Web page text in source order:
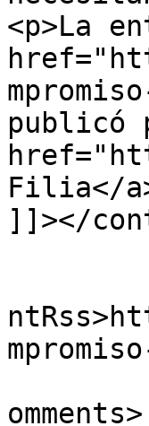
<p>La
publicó
Filia</
]]></
omments>